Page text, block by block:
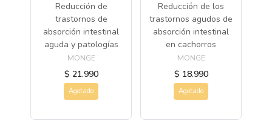
Reducción de
trastornos de
absorción intestinal
aguda y patologías
MONGE
$ 21.990
Agotado
Reducción de los
trastornos agudos de
absorción intestinal
en cachorros
MONGE
$ 18.990
Agotado